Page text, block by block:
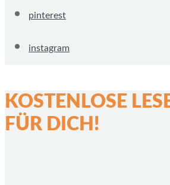
pinterest
instagram
KOSTENLOSE
FÜR DICH!